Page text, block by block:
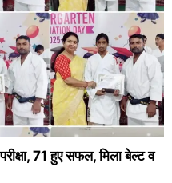
71 हुए सफल, मिला बेल्ट व